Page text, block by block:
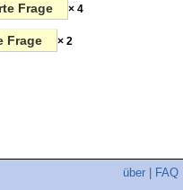
Frage × 4
Frage × 2
über FAQ